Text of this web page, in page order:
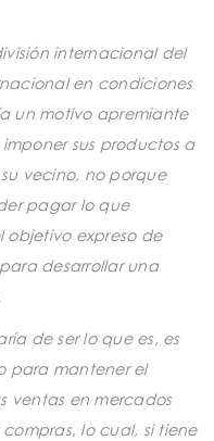
internacional del
en condiciones
un motivo apremiante
sus productos a
vecino, no porque
pagar lo que
objetivo expreso de
desarrollar una
de ser lo que es, es
para mantener el
ventas en mercados
lo cual, si tiene